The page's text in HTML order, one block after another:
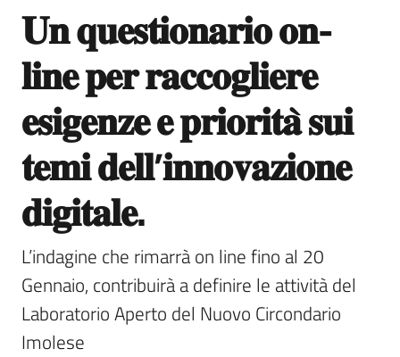
Servizi
Vivere
Casalfiumanese
5x1000
Servizi
on-
line
Salta al contenuto
𝐔𝐧 𝐪𝐮𝐞𝐬𝐭𝐢𝐨𝐧𝐚𝐫𝐢𝐨 𝐨𝐧-
𝐥𝐢𝐧𝐞 𝐩𝐞𝐫 𝐫𝐚𝐜𝐜𝐨𝐠𝐥𝐢𝐞𝐫𝐞
𝐞𝐬𝐢𝐠𝐞𝐧𝐳𝐞 𝐞 𝐩𝐫𝐢𝐨𝐫𝐢𝐭𝐚̀ 𝐬𝐮𝐢
𝐭𝐞𝐦𝐢 𝐝𝐞𝐥𝐥’𝐢𝐧𝐧𝐨𝐯𝐚𝐳𝐢𝐨𝐧𝐞
𝐝𝐢𝐠𝐢𝐭𝐚𝐥𝐞.
L’indagine che rimarrà on line fino al 20
Gennaio, contribuirà a definire le attività del
Laboratorio Aperto del Nuovo Circondario
Imolese